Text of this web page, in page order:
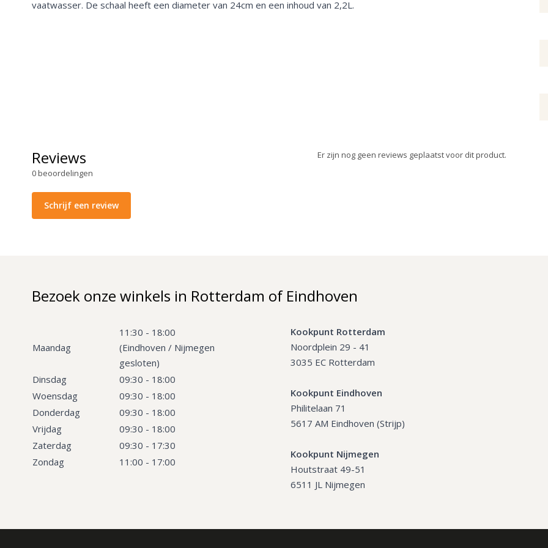
vaatwasser. De schaal heeft een diameter van 24cm en een inhoud van 2,2L.
Reviews
0beoordelingen
Schrijf een review
Er zijn nog geen reviews geplaatst voor dit product.
Bezoek onze winkels in Rotterdam of Eindhoven
Maandag
11:30 - 18:00
(Eindhoven / Nijmegen
gesloten)
Dinsdag
09:30 - 18:00
Woensdag
09:30 - 18:00
Donderdag
09:30 - 18:00
Vrijdag
09:30 - 18:00
Zaterdag
09:30 - 17:30
Zondag
11:00 - 17:00
Kookpunt Rotterdam
Noordplein 29 - 41
3035 EC Rotterdam
Kookpunt Eindhoven
Philitelaan 71
5617 AM Eindhoven (Strijp)
Kookpunt Nijmegen
Houtstraat 49-51
6511 JL Nijmegen